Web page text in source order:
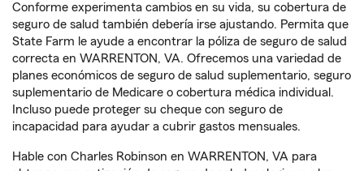
Conforme experimenta cambios en su vida, su cobertura de
seguro de salud también debería irse ajustando. Permita que
State Farm le ayude a encontrar la póliza de seguro de salud
correcta en WARRENTON, VA. Ofrecemos una variedad de
planes económicos de seguro de salud suplementario, seguro
suplementario de Medicare o cobertura médica individual.
Incluso puede proteger su cheque con seguro de
incapacidad para ayudar a cubrir gastos mensuales.
Hable con Charles Robinson en WARRENTON, VA para